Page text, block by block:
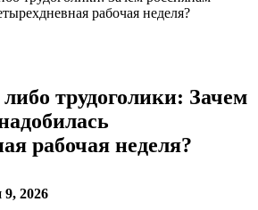
рабочая неделя?
трудоголики: Зачем
рабочая неделя?
2026